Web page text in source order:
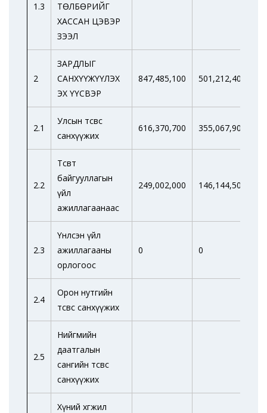
1.3
ТӨЛБӨРИЙГ
ХАССАН ЦЭВЭР
ЗЭЭЛ
2
ЗАРДЛЫГ
САНХҮҮЖҮҮЛЭХ
ЭХ ҮҮСВЭР
847,485,100 501,212,400
2.1
Улсын төсвөөс
санхүүжих
616,370,700 355,067,900
2.2
Төсөвт
байгууллагын
үйл
ажиллагаанаас
249,002,000 146,144,500
2.3
Үнлсэн үйл
ажиллагааны
орлогоос
0 0
2.4
Орон нутгийн
төсвөөс санхүүжих
2.5
Нийгмийн
даатгалын
сангийн төсвөөс
санхүүжих
Хүний хөгжил